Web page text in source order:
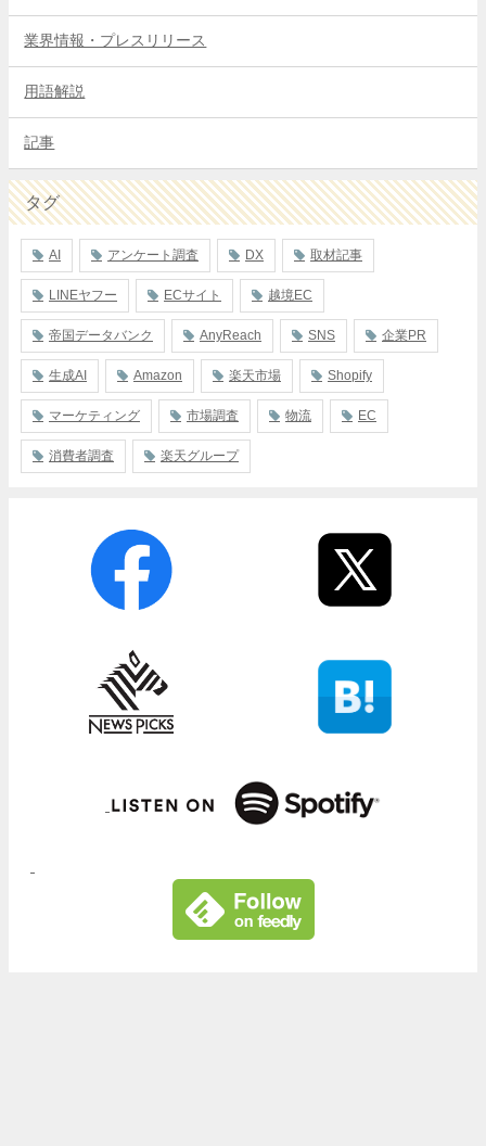
業界情報・プレスリリース
用語解説
記事
タグ
AI アンケート調査 DX 取材記事
LINEヤフー ECサイト 越境EC
帝国データバンク AnyReach SNS 企業PR
生成AI Amazon 楽天市場 Shopify
マーケティング 市場調査 物流 EC
消費者調査 楽天グループ